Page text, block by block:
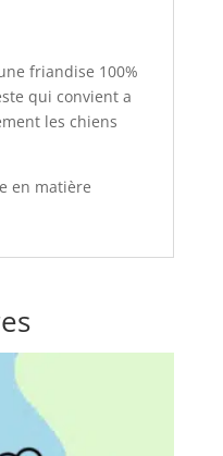
friandise 100%
qui convient a
les chiens
en matière